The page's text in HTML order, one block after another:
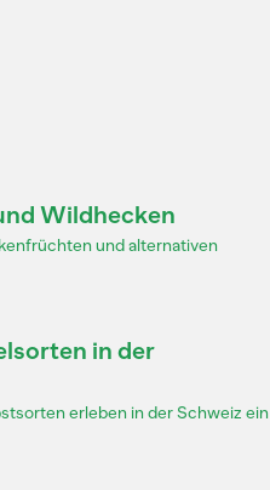
Wildhecken
und alternativen
in der
erleben in der Schweiz ein